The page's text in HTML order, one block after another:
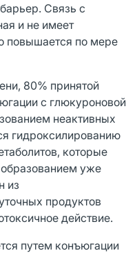
Связь с
и не имеет
повышается по мере
80% принятой
с глюкуроновой
неактивных
гидроксилированию
которые
уже
из
продуктов
действие.
путем конъюгации